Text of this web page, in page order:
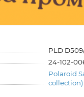
PLD
24-102-
Polaroid
collection)